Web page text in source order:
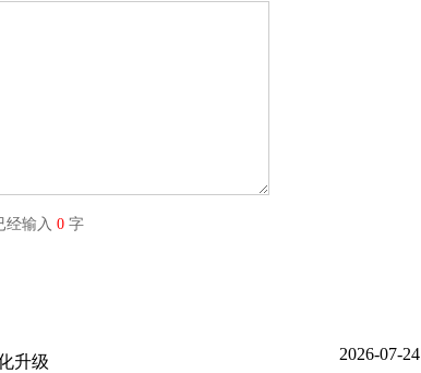
输入 0 字
升级 2026-07-24